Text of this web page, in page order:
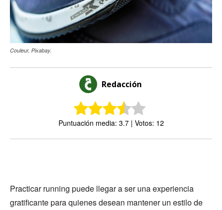
Couleur, Pixabay.
Redacción
Puntuación media: 3.7 | Votos: 12
Practicar running puede llegar a ser una experiencia
gratificante para quienes desean mantener un estilo de